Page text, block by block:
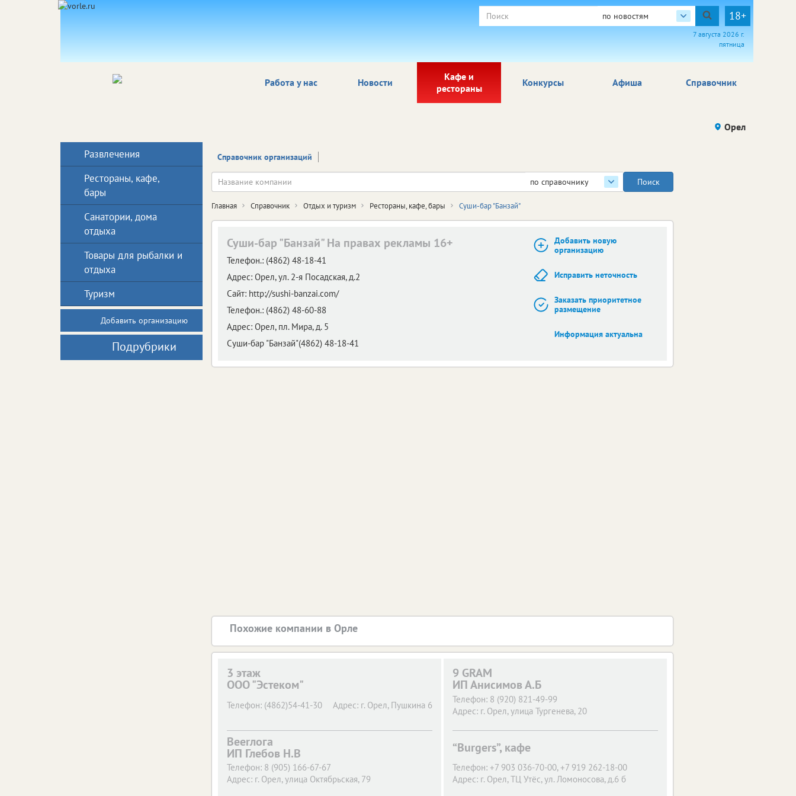
по новостям 18+
7 августа 2026 г.
пятница
Работа у нас Новости
Кафе и
рестораны
Афиша Справочник
Конкурсы
Орел
Справочник организаций
по справочнику
Главная Справочник Отдых и туризм Рестораны, кафе, бары Суши-бар "Банзай"
Суши-бар "Банзай"На правах рекламы 16+
Телефон.: (4862) 48-18-41
Адрес: Орел,ул. 2-я Посадская, д.2
Сайт: http://sushi-banzai.com/
Телефон.: (4862) 48-60-88
Адрес: Орел, пл. Мира, д. 5
Суши-бар "Банзай"(4862) 48-18-41
Добавить новую
организацию
Исправить неточность
Заказать приоритетное
размещение
Информация актуальна
Похожие компании в Орле
3 этаж
ООО "Эстеком"
Телефон: (4862)54-41-30 Адрес: г. Орел, Пушкина 6
9 GRAM
ИП Анисимов А.Б
Телефон: 8 (920) 821-49-99
Адрес: г. Орел, улица Тургенева, 20
Beerлога
ИП Глебов Н.В
Телефон: 8 (905) 166-67-67
Адрес: г. Орел, улица Октябрьская, 79
“Burgers”, кафе
Телефон: +7 903 036-70-00, +7 919 262-18-00
Адрес: г. Орел, ТЦ Утёс, ул. Ломоносова, д.6 б
Развлечения
Рестораны, кафе,
бары
Санатории, дома
отдыха
Товары для рыбалки и
отдыха
Туризм
Добавить организацию
Подрубрики